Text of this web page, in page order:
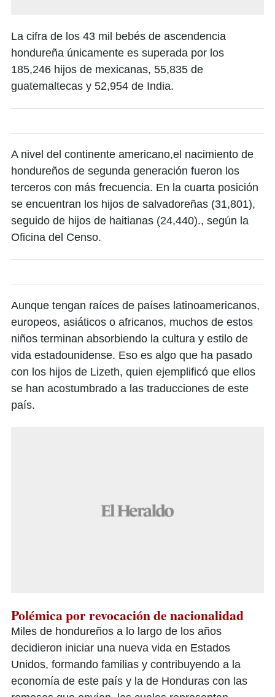
La cifra de los 43 mil bebés de ascendencia
hondureña únicamente es superada por los
185,246 hijos de mexicanas, 55,835 de
guatemaltecas y 52,954 de India.
A nivel del continente americano,el nacimiento de
hondureños de segunda generación fueron los
terceros con más frecuencia. En la cuarta posición
se encuentran los hijos de salvadoreñas (31,801),
seguido de hijos de haitianas (24,440)., según la
Oficina del Censo.
Aunque tengan raíces de países latinoamericanos,
europeos, asiáticos o africanos, muchos de estos
niños terminan absorbiendo la cultura y estilo de
vida estadounidense. Eso es algo que ha pasado
con los hijos de Lizeth, quien ejemplificó que ellos
se han acostumbrado a las traducciones de este
país.
Polémica por revocación de nacionalidad
Miles de hondureños a lo largo de los años
decidieron iniciar una nueva vida en Estados
Unidos, formando familias y contribuyendo a la
economía de este país y la de Honduras con las